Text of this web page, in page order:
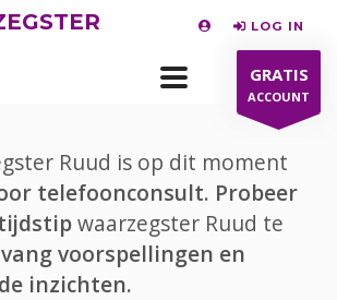
LOG IN
GRATIS
ACCOUNT
Ruud is op dit moment
telefoonconsult. Probeer
waarzegster Ruud te
voorspellingen en
inzichten.